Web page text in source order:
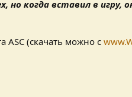
но когда вставил в
ASC (скачать можно с